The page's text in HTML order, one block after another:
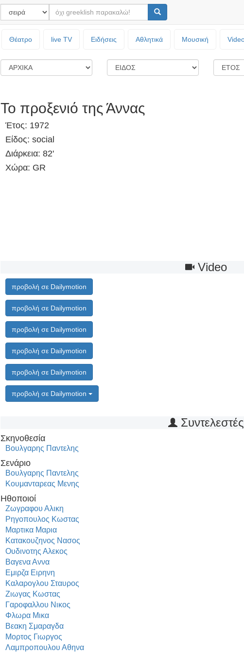
Θέατρο live TV Ειδήσεις Αθλητικά Μουσική
Το προξενιό της Άννας
Έτος: 1972
Είδος: social
Διάρκεια: 82'
Χώρα: GR
Video
προβολή σε Dailymotion
προβολή σε Dailymotion
προβολή σε Dailymotion
προβολή σε Dailymotion
προβολή σε Dailymotion
προβολή σε Dailymotion
Συντελεστές
Σκηνοθεσία
Βουλγαρης Παντελης
Σενάριο
Βουλγαρης Παντελης
Κουμανταρεας Μενης
Ηθοποιοί
Ζωγραφου Αλικη
Ρηγοπουλος Κωστας
Μαρτικα Μαρια
Κατακουζηνος Νασος
Ουδινοτης Αλεκος
Βαγενα Αννα
Εμιρζα Ειρηνη
Καλαρογλου Σταυρος
Ζιωγας Κωστας
Γαροφαλλου Νικος
Φλωρα Μικα
Βεακη Σμαραγδα
Μορτος Γιωργος
Λαμπροπουλου Αθηνα